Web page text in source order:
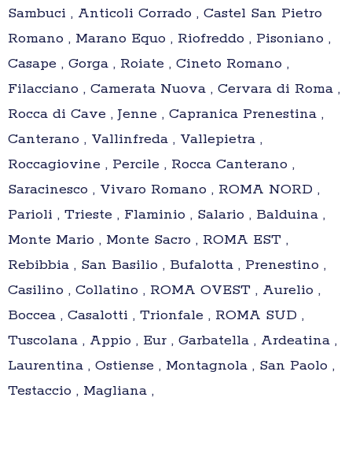
Sambuci , Anticoli Corrado , Castel San Pietro
Romano , Marano Equo , Riofreddo , Pisoniano ,
Casape , Gorga , Roiate , Cineto Romano ,
Filacciano , Camerata Nuova , Cervara di Roma ,
Rocca di Cave , Jenne , Capranica Prenestina ,
Canterano , Vallinfreda , Vallepietra ,
Roccagiovine , Percile , Rocca Canterano ,
Saracinesco , Vivaro Romano , ROMA NORD ,
Parioli , Trieste , Flaminio , Salario , Balduina ,
Monte Mario , Monte Sacro , ROMA EST ,
Rebibbia , San Basilio , Bufalotta , Prenestino ,
Casilino , Collatino , ROMA OVEST , Aurelio ,
Boccea , Casalotti , Trionfale , ROMA SUD ,
Tuscolana , Appio , Eur , Garbatella , Ardeatina ,
Laurentina , Ostiense , Montagnola , San Paolo ,
Testaccio , Magliana ,